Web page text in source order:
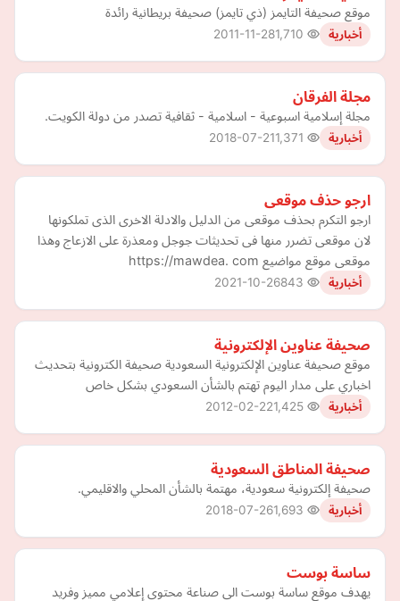
موقع صحيفة التايمز (ذي تايمز) صحيفة بريطانية رائدة
أخبارية 2011-11-28
مجلة الفرقان
مجلة إسلامية اسبوعية - اسلامية - ثقافية تصدر من دولة الكويت.
أخبارية 2018-07-21
ارجو حذف موقعى
ارجو التكرم بحذف موقعى من الدليل والادلة الاخرى الذى تملكونها
لان موقعى تضرر منها فى تحديثات جوجل ومعذرة على الازعاج وهذا
موقعى موقع مواضيع https://mawdea. com
أخبارية 2021-10-26
صحيفة عناوين الإلكترونية
موقع صحيفة عناوين الإلكترونية السعودية صحيفة الكترونية بتحديث
اخباري على مدار اليوم تهتم بالشأن السعودي بشكل خاص
أخبارية 2012-02-22
صحيفة المناطق السعودية
صحيفة إلكترونية سعودية، مهتمة بالشأن المحلي والاقليمي.
أخبارية 2018-07-26
ساسة بوست
يهدف موقع ساسة بوست الى صناعة محتوى إعلامي مميز وفريد